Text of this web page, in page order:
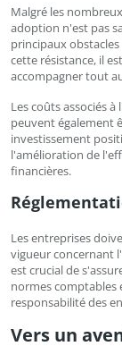
Malgré les
adoption n'est pas
principaux
cette résistance, il
accompagner tout
Les coûts associés
peuvent également
investissement
l'amélioration de
financières.
Les entreprises
vigueur concernant
est crucial de
normes comptables
responsabilité des
Vers un